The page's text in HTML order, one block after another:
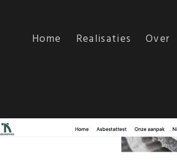
Home Realisaties Over